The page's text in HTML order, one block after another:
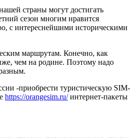
страны могут достигать
сезон многим нравится
с интереснейшими историческими
маршрутам. Конечно, как
чем на родине. Поэтому надо
-приобрести туристическую SIM-
https://orangesim.ru/интернет-пакеты